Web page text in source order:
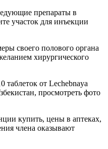
препараты в
участок для инъекции
своего полового органа
хирургического
таблеток от Lechebnaya
просмотреть фото
купить, цены в аптеках,
члена оказывают